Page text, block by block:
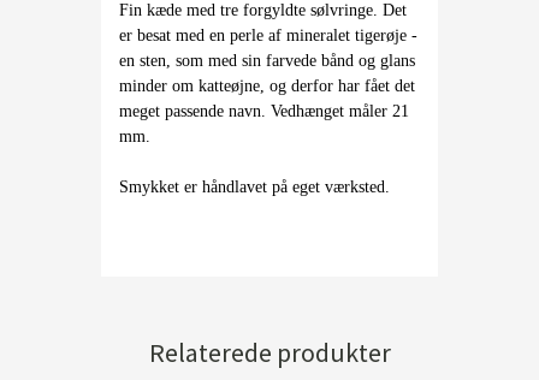
Fin kæde med tre forgyldte sølvringe. Det
er besat med en perle af mineralet tigerøje -
en sten, som med sin farvede bånd og glans
minder om katteøjne, og derfor har fået det
meget passende navn. Vedhænget måler 21
mm.
Smykket er håndlavet på eget værksted.
Relaterede produkter